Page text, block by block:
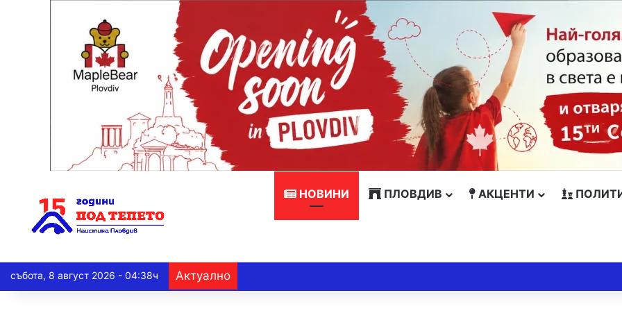
НОВИНИ ПЛОВДИВ АКЦЕНТИ
събота, 8 август 2026 - 04:38ч Актуално